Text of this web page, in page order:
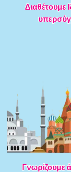
Διαθέτουμε
Γνωρίζουμε